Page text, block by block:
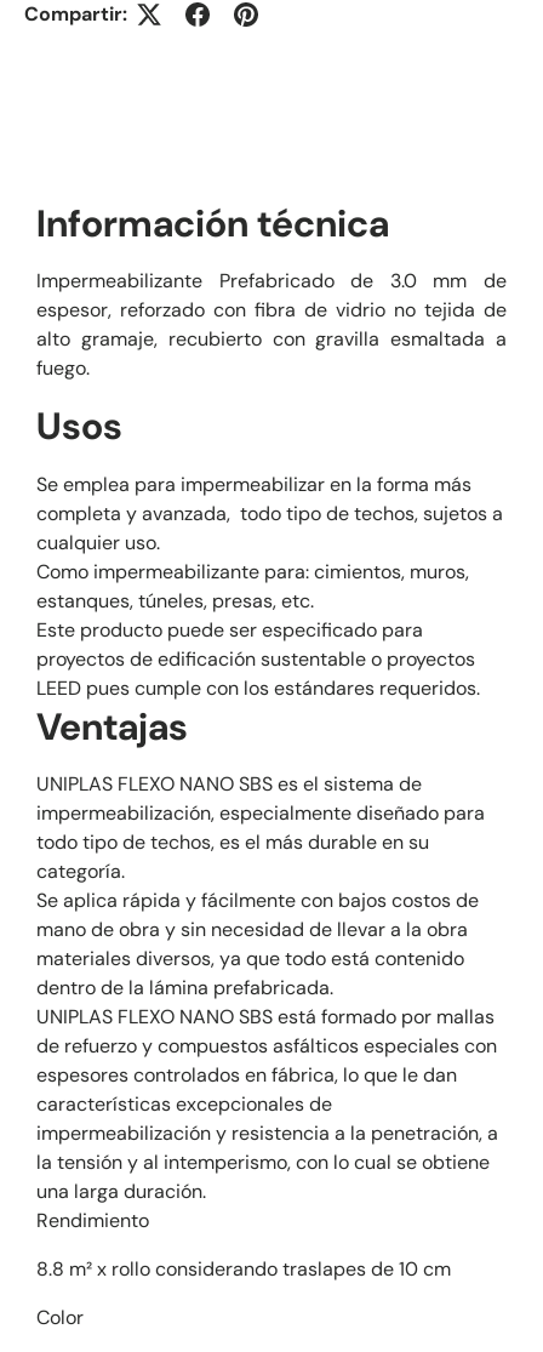
Compartir:
Información técnica
Impermeabilizante Prefabricado de 3.0 mm de
espesor, reforzado con fibra de vidrio no tejida de
alto gramaje, recubierto con gravilla esmaltada a
fuego.
Usos
Se emplea para impermeabilizar en la forma más
completa y avanzada, todo tipo de techos, sujetos a
cualquier uso.
Como impermeabilizante para: cimientos, muros,
estanques, túneles, presas, etc.
Este producto puede ser especificado para
proyectos de edificación sustentable o proyectos
LEED pues cumple con los estándares requeridos.
Ventajas
UNIPLAS FLEXO NANO SBS es el sistema de
impermeabilización, especialmente diseñado para
todo tipo de techos, es el más durable en su
categoría.
Se aplica rápida y fácilmente con bajos costos de
mano de obra y sin necesidad de llevar a la obra
materiales diversos, ya que todo está contenido
dentro de la lámina prefabricada.
UNIPLAS FLEXO NANO SBS está formado por mallas
de refuerzo y compuestos asfálticos especiales con
espesores controlados en fábrica, lo que le dan
características excepcionales de
impermeabilización y resistencia a la penetración, a
la tensión y al intemperismo, con lo cual se obtiene
una larga duración.
Rendimiento
8.8 m² x rollo considerando traslapes de 10 cm
Color